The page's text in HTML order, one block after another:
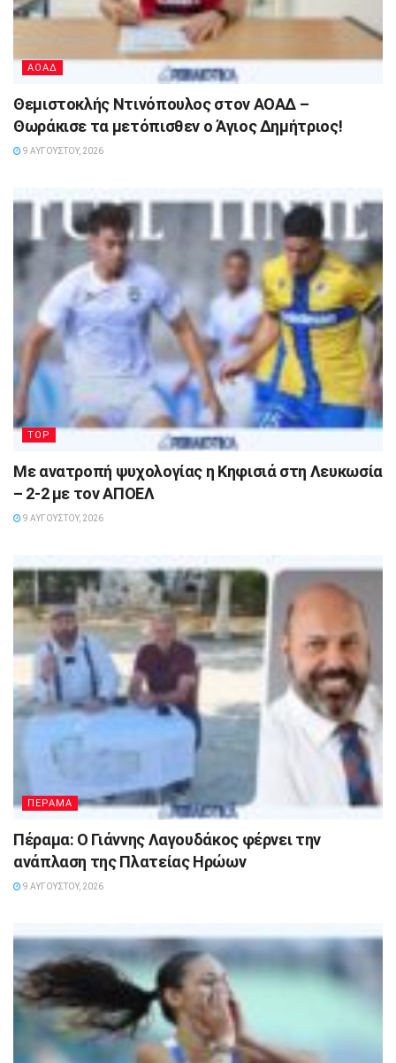
ΑΟΑΔ
Θεμιστοκλής Ντινόπουλος στον ΑΟΑΔ –
Θωράκισε τα μετόπισθεν ο Άγιος Δημήτριος!
9 ΑΥΓΟΎΣΤΟΥ, 2026
TOP
Με ανατροπή ψυχολογίας η Κηφισιά στη Λευκωσία
– 2-2 με τον ΑΠΟΕΛ
9 ΑΥΓΟΎΣΤΟΥ, 2026
ΠΕΡΑΜΑ
Πέραμα: Ο Γιάννης Λαγουδάκος φέρνει την
ανάπλαση της Πλατείας Ηρώων
9 ΑΥΓΟΎΣΤΟΥ, 2026